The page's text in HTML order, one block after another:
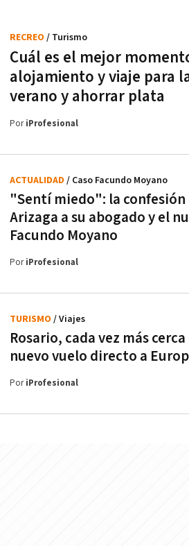
Cuál es el mejor
alojamiento y viaje para
verano y ahorrar plata
RECREO / Turismo
PoriProfesional
"Sentí miedo": la confesión
Arizaga a su abogado y el
Facundo Moyano
ACTUALIDAD / Caso Facundo Moyano
PoriProfesional
Rosario, cada vez más
nuevo vuelo directo a
TURISMO / Viajes
PoriProfesional